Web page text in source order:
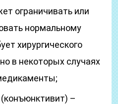
ограничивать или
нормальному
хирургического
в некоторых случаях
–